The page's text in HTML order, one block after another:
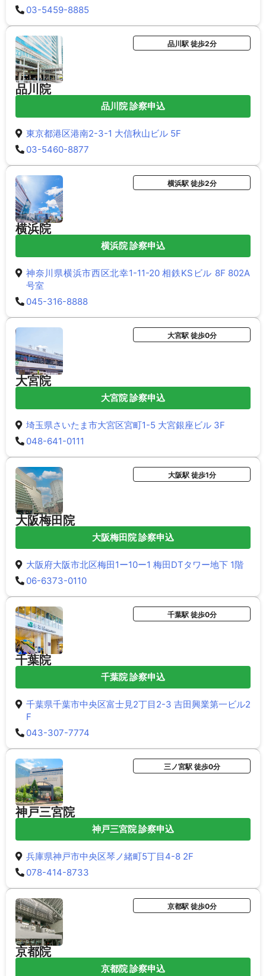
03-5459-8885
品川院
品川駅 徒歩2分
品川院 診察申込
東京都港区港南2-3-1 大信秋山ビル 5F
03-5460-8877
横浜院
横浜駅 徒歩2分
横浜院 診察申込
神奈川県横浜市西区北幸1-11-20 相鉄KSビル 8F 802A
号室
045-316-8888
大宮院
大宮駅 徒歩0分
大宮院 診察申込
埼玉県さいたま市大宮区宮町1-5 大宮銀座ビル 3F
048-641-0111
大阪梅田院
大阪駅 徒歩1分
大阪梅田院 診察申込
大阪府大阪市北区梅田1ー10ー1 梅田DTタワー地下 1階
06-6373-0110
千葉院
千葉駅 徒歩0分
千葉院 診察申込
千葉県千葉市中央区富士見2丁目2-3 吉田興業第一ビル2
F
043-307-7774
神戸三宮院
三ノ宮駅 徒歩0分
神戸三宮院 診察申込
兵庫県神戸市中央区琴ノ緒町5丁目4-8 2F
078-414-8733
京都院
京都駅 徒歩0分
京都院 診察申込